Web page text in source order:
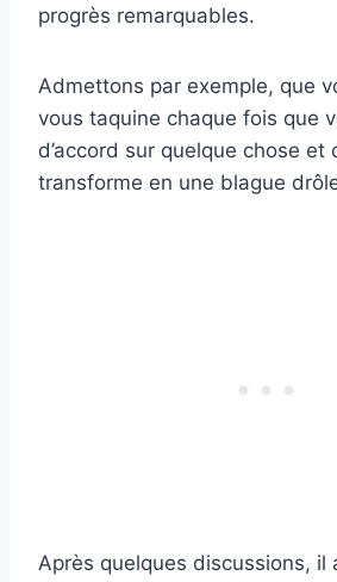
progrès remarquables.
Admettons par exemple, que
vous taquine chaque fois que
d’accord sur quelque chose et
transforme en une blague
Après quelques discussions, il